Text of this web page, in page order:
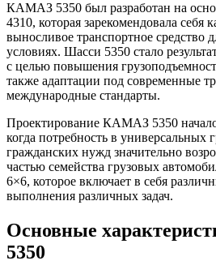
КАМАЗ 5350 был разработан на
4310, которая зарекомендовала себя
выносливое транспортное средство
условиях. Шасси 5350 стало
с целью повышения
также адаптации под современные
международные стандарты.
Проектирование КАМАЗ 5350
когда потребность в универсальных
гражданских нужд значительно
частью семейства грузовых
6×6, которое включает в себя
выполнения различных задач.
Основные
5350